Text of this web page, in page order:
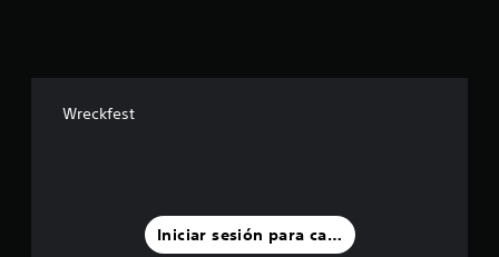
Wreckfest
Iniciar sesión para calificar